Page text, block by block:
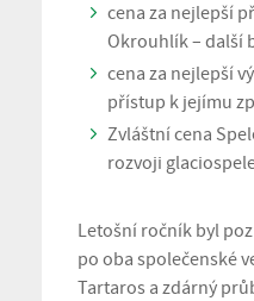
cena za nejlepší
Okrouhlík – další
cena za nejlepší
přístup k jejímu
Zvláštní cena
rozvoji
Letošní ročník byl
po oba společenské
Tartaros a zdárný